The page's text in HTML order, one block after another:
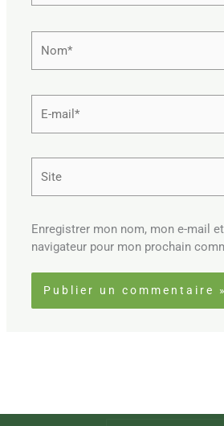
mail*
Enregistrer mon nom, mon e-mail
navigateur pour mon prochain